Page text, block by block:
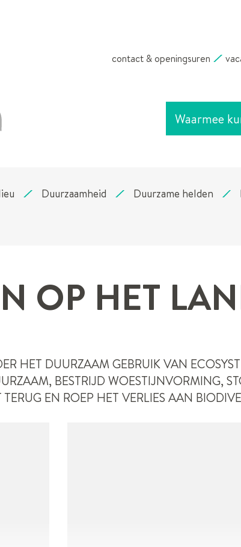
contact & openingsuren
kunnen
Duurzaamheid Duurzame helden
OP HET
HET DUURZAAM GEBRUIK VAN
BESTRIJD WOESTIJNVORMING,
EN ROEP HET VERLIES AAN